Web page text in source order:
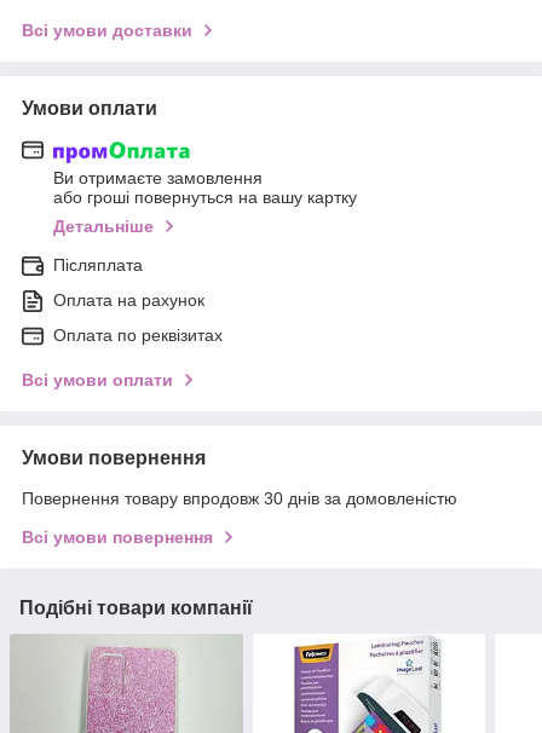
Всі умови доставки
Умови оплати
Ви отримаєте замовлення
або гроші повернуться на вашу картку
Детальніше
Післяплата
Оплата на рахунок
Оплата по реквізитах
Всі умови оплати
Умови повернення
Повернення товару впродовж 30 днів за домовленістю
Всі умови повернення
Подібні товари компанії